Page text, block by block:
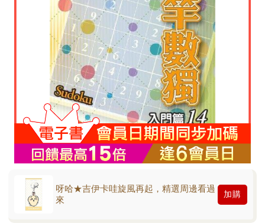
呀哈★吉伊卡哇旋風再起，精選周邊看過
來
加購